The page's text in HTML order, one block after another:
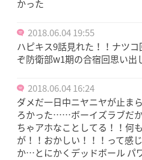
かった
2018.06.04 19:55
ハピキス9話見れた！！ナツ
ぞ防衛部w1期の合宿回思い出
2018.06.04 16:24
ダメだ一日中ニヤニヤが止ま
ろかった……ボーイズラブだ
ちゃアホなことしてる！！何
が！！おかしい！！！って感
か…とにかくデッドボール パ